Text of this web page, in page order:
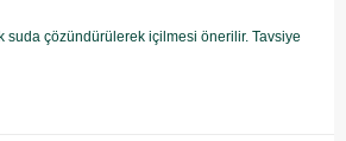
suda çözündürülerek içilmesi önerilir. Tavsiye